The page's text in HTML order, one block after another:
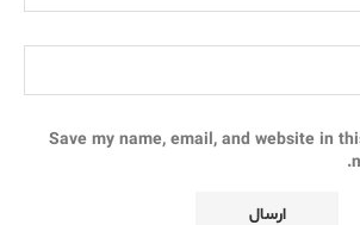
Save my name, email, and website in